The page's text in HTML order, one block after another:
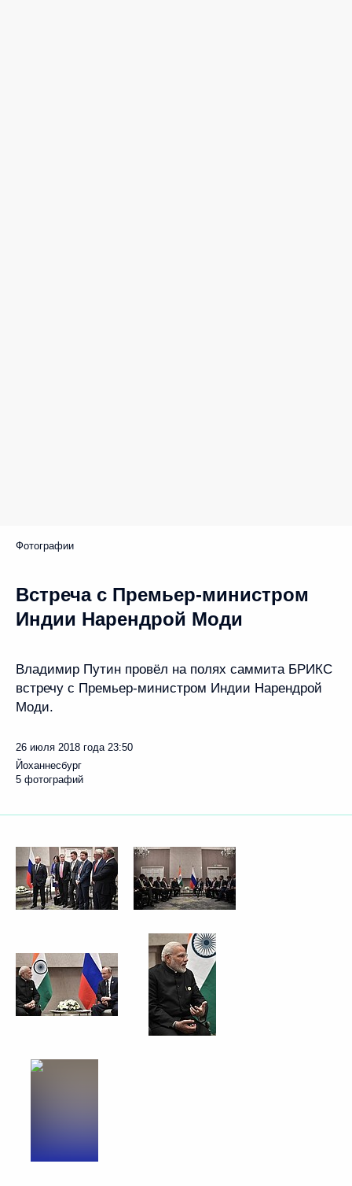
Фотографии
Встреча с Премьер-министром
Индии Нарендрой Моди
Владимир Путин провёл на полях саммита БРИКС
встречу с Премьер-министром Индии Нарендрой
Моди.
26 июля 2018 года 23:50
Йоханнесбург
5 фотографий